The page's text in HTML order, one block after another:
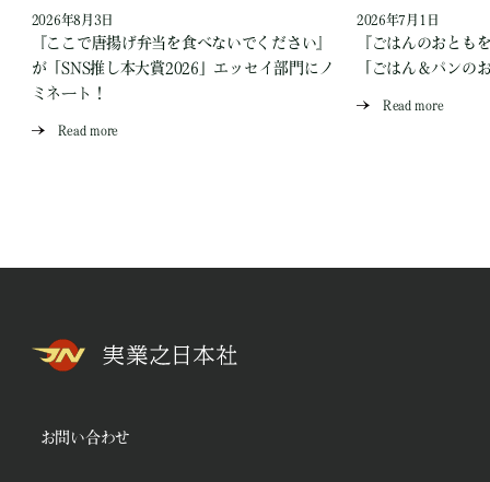
2026年8月3日
『ここで唐揚げ弁当を食べないでください』
が「SNS推し本大賞2026」エッセイ部門にノ
ミネート！
Read more
2026年7月1日
『ごはんのおとも
「ごはん＆パンの
Read more
お問い合わせ